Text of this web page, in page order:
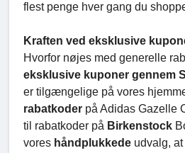
flest penge hver gang du
Kraften ved eksklusive
Hvorfor nøjes med generelle
eksklusive kuponer gennem
er tilgængelige på vores
rabatkoder på Adidas Gazelle
til rabatkoder på Birkenstock
vores håndplukkede udvalg,